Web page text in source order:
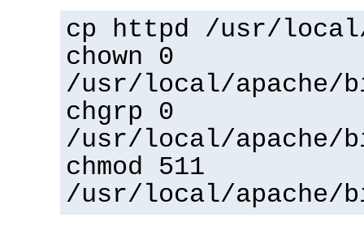
cp httpd /usr/
chown 0
/usr/local/apache/
chgrp 0
/usr/local/apache/
chmod 511
/usr/local/apache/